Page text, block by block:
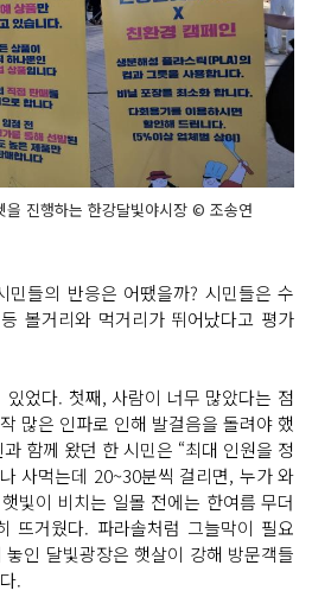
을 진행하는 한강달빛야시장 © 조송연
민들의 반응은 어땠을까? 시민들은 수
볼거리와 먹거리가 뛰어났다고 평가
었다. 첫째, 사람이 너무 많았다는 점
많은 인파로 인해 발걸음을 돌려야 했
함께 왔던 한 시민은 “최대 인원을 정
사먹는데 20~30분씩 걸리면, 누가 와
빛이 비치는 일몰 전에는 한여름 무더
뜨거웠다. 파라솔처럼 그늘막이 필요
인 달빛광장은 햇살이 강해 방문객들
.